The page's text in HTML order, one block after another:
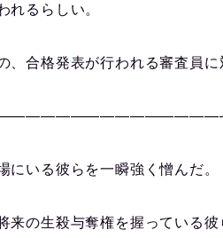
れるらしい。
、合格発表が行われる審査員
にいる彼らを一瞬強く憎んだ。
来の生殺与奪権を握っている彼